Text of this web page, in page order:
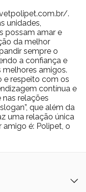
.
unidades,
possam amar e
da melhor
sempre o
a confiança e
amigos.
e respeito com os
contínua e
relações
que além da
uma relação única
é: Polipet, o